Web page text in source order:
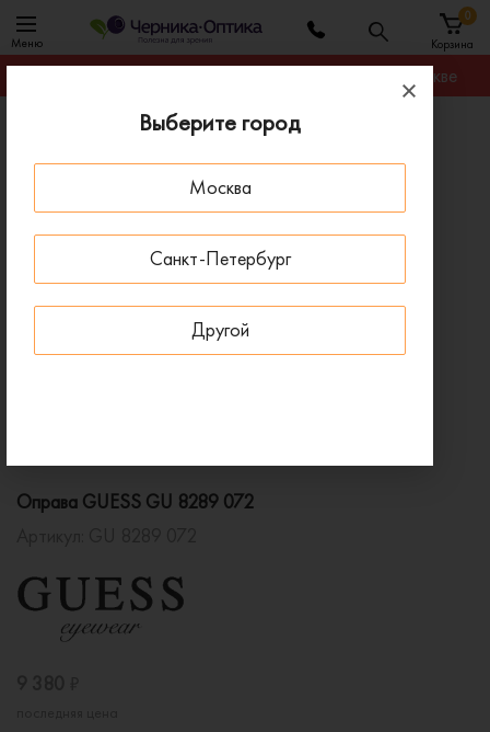
Выберите город
Москва
Санкт-Петербург
Другой
Меню Корзина
0
Гарантируем лучшую цену на любую оправу в Москве
Оправы для очков
Оправа GUESS GU 8289 072
Оправа GUESS GU 8289 072
ПОД ЗАКАЗ